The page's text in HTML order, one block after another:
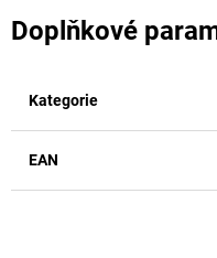
Doplňkové
Kategorie
EAN